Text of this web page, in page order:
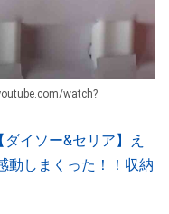
watch?
イソー&セリア】え
動しまくった！！収納